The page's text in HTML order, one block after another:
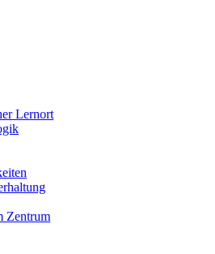
Lernort
Zentrum